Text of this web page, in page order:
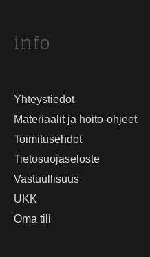
info
Yhteystiedot
Materiaalit ja hoito-ohjeet
Toimitusehdot
Tietosuojaseloste
Vastuullisuus
UKK
Oma tili